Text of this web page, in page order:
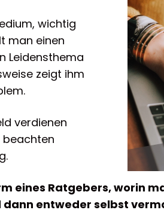
wichtig
man einen
Leidensthema
zeigt ihm
verdienen
beachten
eines Ratgebers, worin
dann entweder selbst